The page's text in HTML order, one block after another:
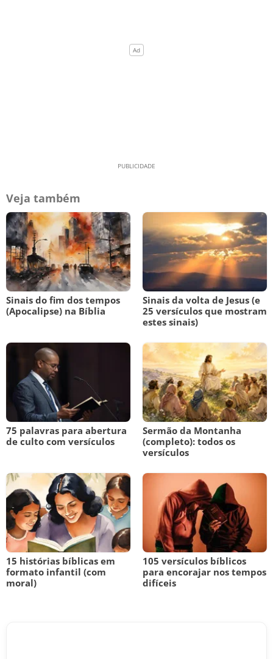
Veja também
Sinais do fim dos tempos
(Apocalipse) na Bíblia
Sinais da volta de Jesus (e
25 versículos que mostram
estes sinais)
75 palavras para abertura
de culto com versículos
Sermão da Montanha
(completo): todos os
versículos
15 histórias bíblicas em
formato infantil (com
moral)
105 versículos bíblicos
para encorajar nos tempos
difíceis